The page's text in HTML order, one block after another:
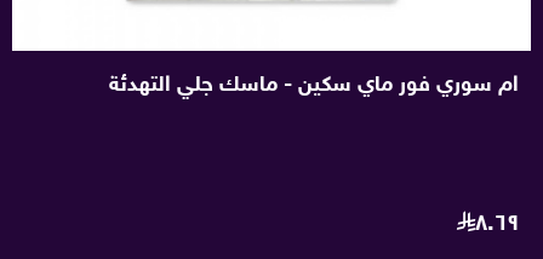
ام سوري فور ماي سكين - ماسك جلي التهدئة
٨.٦٩